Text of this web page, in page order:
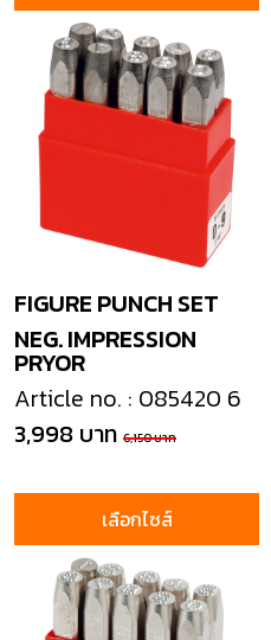
PRYOR
FIGURE PUNCH SET
NEG. IMPRESSION
Article no. : 085420 6
3,998 บาท 6,150 บาท
เลือกไซส์